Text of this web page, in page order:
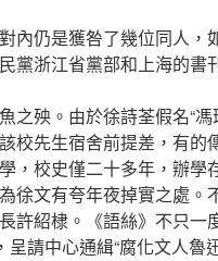
內仍是獲咎了幾位同人
黨浙江省黨部和上海的書
之殃。由於徐詩荃假名“
校先生宿舍前提差，有
，校史僅二十多年，辦
徐文有夸年夜掉實之處
許紹棣。《語絲》不只
請中心通緝“腐化文人魯